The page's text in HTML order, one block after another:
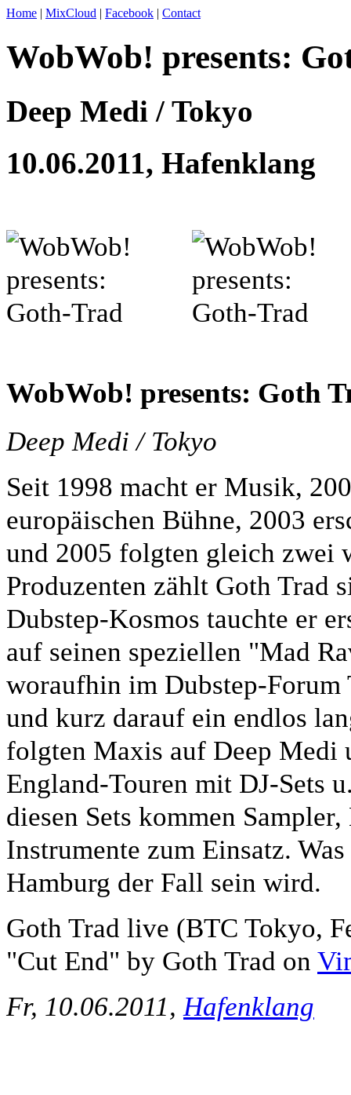
Home | MixCloud | Facebook | Contact
WobWob! presents:
Deep Medi / Tokyo
10.06.2011, Hafenklang
WobWob! presents: Goth
Deep Medi / Tokyo
Seit 1998 macht er Musik,
europäischen Bühne, 2003
und 2005 folgten gleich zwei
Produzenten zählt Goth Trad
Dubstep-Kosmos tauchte er
auf seinen speziellen "Mad
woraufhin im Dubstep-Forum
und kurz darauf ein endlos
folgten Maxis auf Deep Medi
England-Touren mit DJ-Sets
diesen Sets kommen
Instrumente zum Einsatz.
Hamburg der Fall sein wird.
Goth Trad live (BTC Tokyo,
"Cut End" by Goth Trad on
Fr, 10.06.2011,Hafenklang